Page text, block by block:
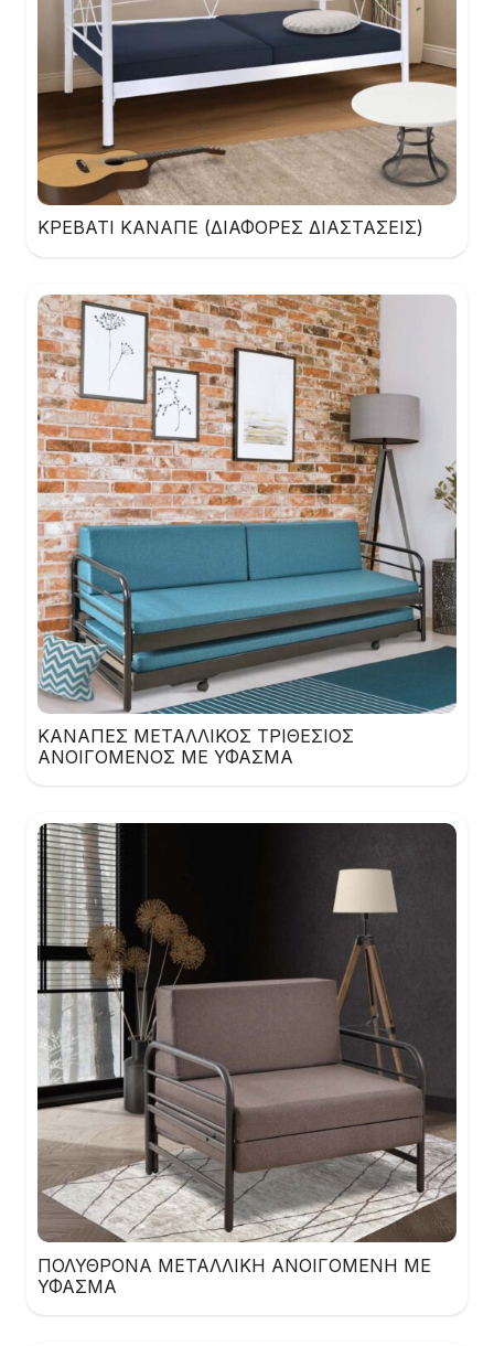
ΚΡΕΒΑΤΙ ΚΑΝΑΠΕ (ΔΙΑΦΟΡΕΣ ΔΙΑΣΤΑΣΕΙΣ)
ΚΑΝΑΠΕΣ ΜΕΤΑΛΛΙΚΟΣ ΤΡΙΘΕΣΙΟΣ
ΑΝΟΙΓΟΜΕΝΟΣ ΜΕ ΥΦΑΣΜΑ
ΠΟΛΥΘΡΟΝΑ ΜΕΤΑΛΛΙΚΗ ΑΝΟΙΓΟΜΕΝΗ ΜΕ
ΥΦΑΣΜΑ